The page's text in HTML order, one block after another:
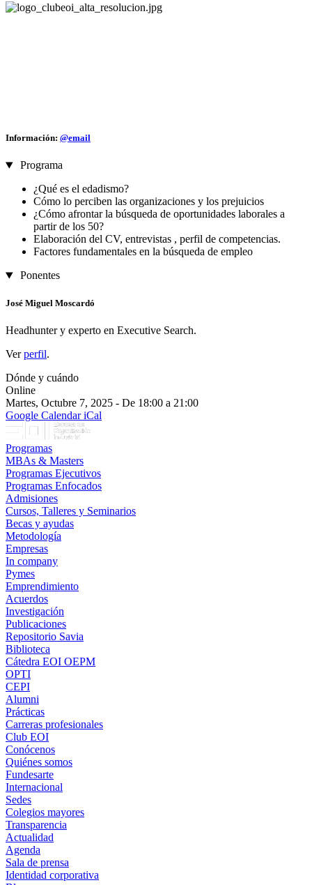
Información: @email
Programa
¿Qué es el edadismo?
Cómo lo perciben las organizaciones y los prejuicios
¿Cómo afrontar la búsqueda de oportunidades laborales a
partir de los 50?
Elaboración del CV, entrevistas , perfil de competencias.
Factores fundamentales en la búsqueda de empleo
Ponentes
José Miguel Moscardó
Headhunter y experto en Executive Search.
Verperfil.
Dónde y cuándo
Online
Martes, Octubre 7, 2025 - De 18:00 a 21:00
Google CalendariCal
Programas
MBAs & Masters
Programas Ejecutivos
Programas Enfocados
Admisiones
Cursos, Talleres y Seminarios
Becas y ayudas
Metodología
Empresas
In company
Pymes
Emprendimiento
Acuerdos
Investigación
Publicaciones
Repositorio Savia
Biblioteca
Cátedra EOI OEPM
OPTI
CEPI
Alumni
Prácticas
Carreras profesionales
Club EOI
Conócenos
Quiénes somos
Fundesarte
Internacional
Sedes
Colegios mayores
Transparencia
Actualidad
Agenda
Sala de prensa
Identidad corporativa